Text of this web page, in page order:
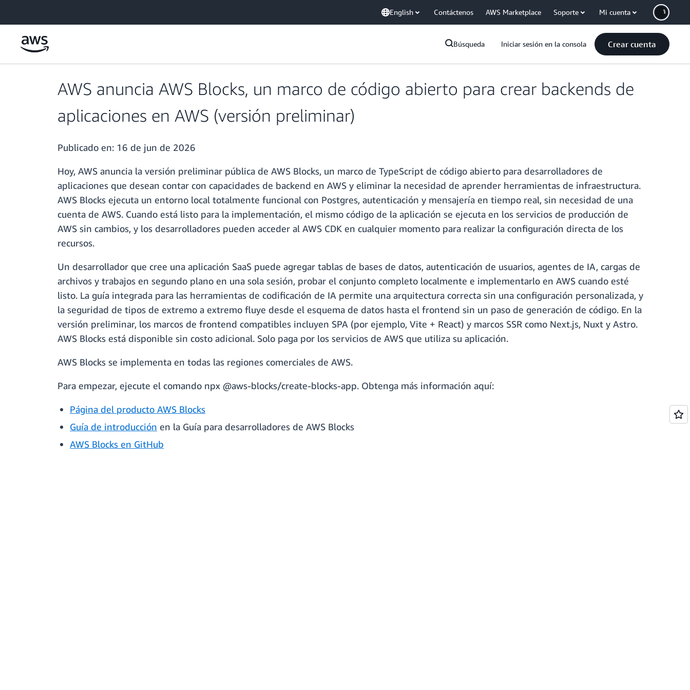
English Contáctenos AWS Marketplace Soporte Mi cuenta
Búsqueda Iniciar sesión en la consola Crear cuenta
AWS anuncia AWS Blocks, un marco de código abierto para crear backends de
aplicaciones en AWS (versión preliminar)
Publicado en: 16 de jun de 2026
Hoy, AWS anuncia la versión preliminar pública de AWS Blocks, un marco de TypeScript de código abierto para desarrolladores de
aplicaciones que desean contar con capacidades de backend en AWS y eliminar la necesidad de aprender herramientas de infraestructura.
AWS Blocks ejecuta un entorno local totalmente funcional con Postgres, autenticación y mensajería en tiempo real, sin necesidad de una
cuenta de AWS. Cuando está listo para la implementación, el mismo código de la aplicación se ejecuta en los servicios de producción de
AWS sin cambios, y los desarrolladores pueden acceder al AWS CDK en cualquier momento para realizar la configuración directa de los
recursos.
Un desarrollador que cree una aplicación SaaS puede agregar tablas de bases de datos, autenticación de usuarios, agentes de IA, cargas de
archivos y trabajos en segundo plano en una sola sesión, probar el conjunto completo localmente e implementarlo en AWS cuando esté
listo. La guía integrada para las herramientas de codificación de IA permite una arquitectura correcta sin una configuración personalizada, y
la seguridad de tipos de extremo a extremo fluye desde el esquema de datos hasta el frontend sin un paso de generación de código. En la
versión preliminar, los marcos de frontend compatibles incluyen SPA (por ejemplo, Vite + React) y marcos SSR como Next.js, Nuxt y Astro.
AWS Blocks está disponible sin costo adicional. Solo paga por los servicios de AWS que utiliza su aplicación.
AWS Blocks se implementa en todas las regiones comerciales de AWS.
Para empezar, ejecute el comando npx @aws-blocks/create-blocks-app. Obtenga más información aquí:
Página del producto AWS Blocks
Guía de introducción en la Guía para desarrolladores de AWS Blocks
AWS Blocks en GitHub